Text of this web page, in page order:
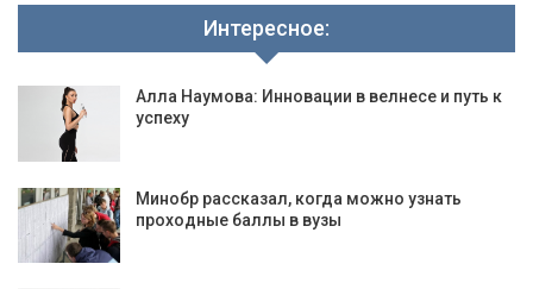
Интересное:
Алла Наумова: Инновации в велнесе и путь к
успеху
Минобр рассказал, когда можно узнать
проходные баллы в вузы